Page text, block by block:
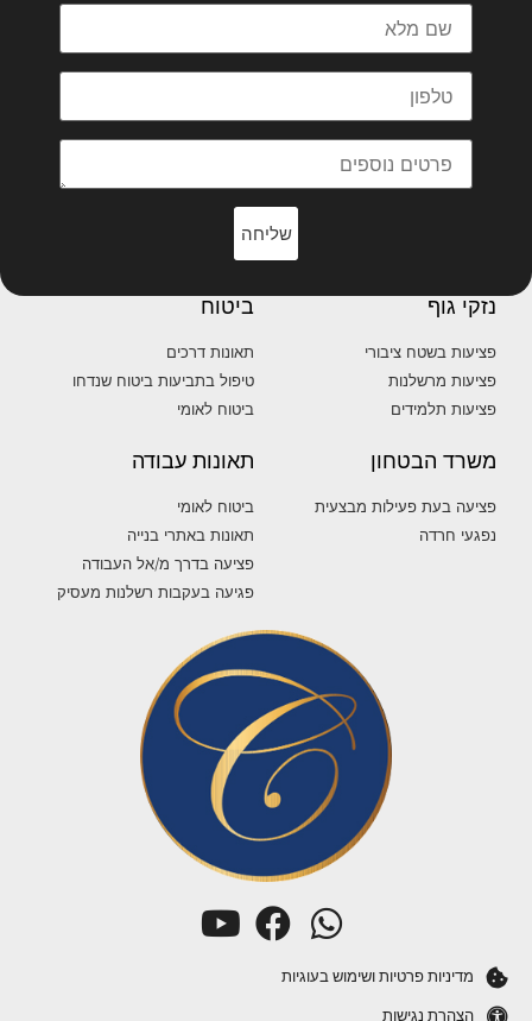
שליחה
נזקי גוף
פציעות בשטח ציבורי
פציעות מרשלנות
פציעות תלמידים
ביטוח
תאונות דרכים
טיפול בתביעות ביטוח שנדחו
ביטוח לאומי
משרד הבטחון
פציעה בעת פעילות מבצעית
נפגעי חרדה
תאונות עבודה
ביטוח לאומי
תאונות באתרי בנייה
פציעה בדרך מ/אל העבודה
פגיעה בעקבות רשלנות מעסיק
מדיניות פרטיות ושימוש בעוגיות
הצהרת נגישות